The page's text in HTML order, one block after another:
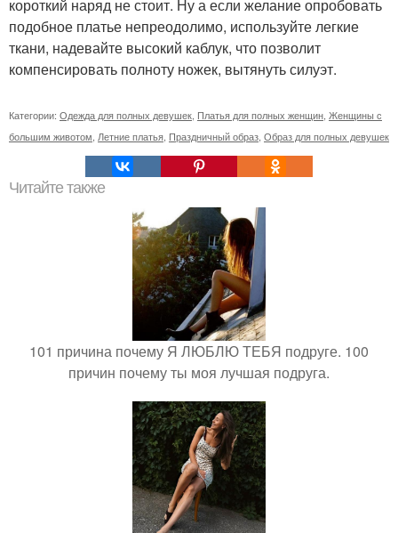
короткий наряд не стоит. Ну а если желание опробовать
подобное платье непреодолимо, используйте легкие
ткани, надевайте высокий каблук, что позволит
компенсировать полноту ножек, вытянуть силуэт.
Категории: Одежда для полных девушек Платья для полных женщин Женщины с
большим животом Летние платья Праздничный образ Образ для полных девушек
Читайте также
101 причина почему Я ЛЮБЛЮ ТЕБЯ подруге. 100
причин почему ты моя лучшая подруга.